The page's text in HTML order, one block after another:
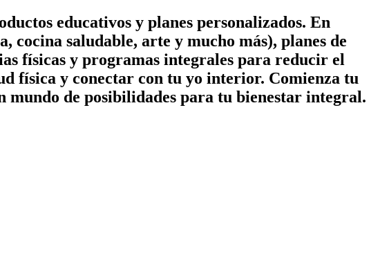
educativos y planes personalizados. En
cocina saludable, arte y mucho más), planes de
físicas y programas integrales para reducir el
física y conectar con tu yo interior. Comienza tu
mundo de posibilidades para tu bienestar integral.